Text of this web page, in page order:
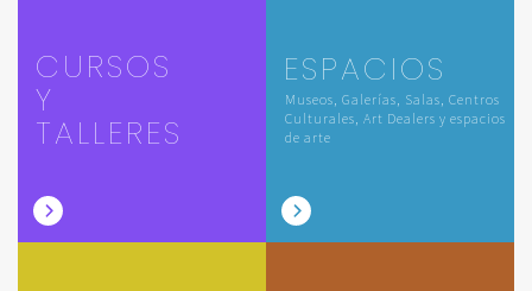
CURSOS
Y
TALLERES
ESPACIOS
Museos, Galerías, Salas, Centros
Culturales, Art Dealers y espacios
de arte